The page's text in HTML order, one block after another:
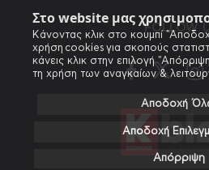
Στο website μας
Κάνοντας κλικ στο κουμπί
χρήση cookies για σκοπούς
κάνεις κλικ στην επιλογή
τη χρήση των αναγκαίων &
Αποδοχή
Αποδοχή
Απόρριψη
FOLLOW